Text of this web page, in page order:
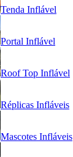
Tenda Inflável
Portal Inflável
Roof Top Inflável
Réplicas Infláveis
Mascotes Infláveis